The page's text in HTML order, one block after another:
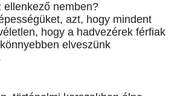
ellenkező nemben?
azt, hogy mindent
hogy a hadvezérek férfiak
elveszünk